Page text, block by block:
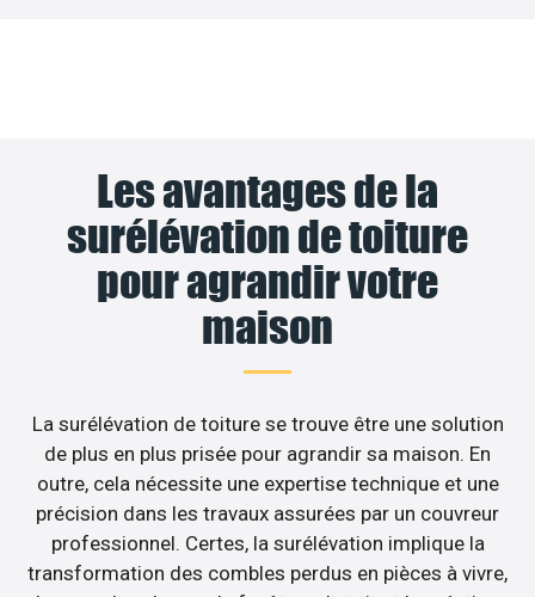
Les avantages de la
surélévation de toiture
pour agrandir votre
maison
La surélévation de toiture se trouve être une solution
de plus en plus prisée pour agrandir sa maison. En
outre, cela nécessite une expertise technique et une
précision dans les travaux assurées par un couvreur
professionnel. Certes, la surélévation implique la
transformation des combles perdus en pièces à vivre,